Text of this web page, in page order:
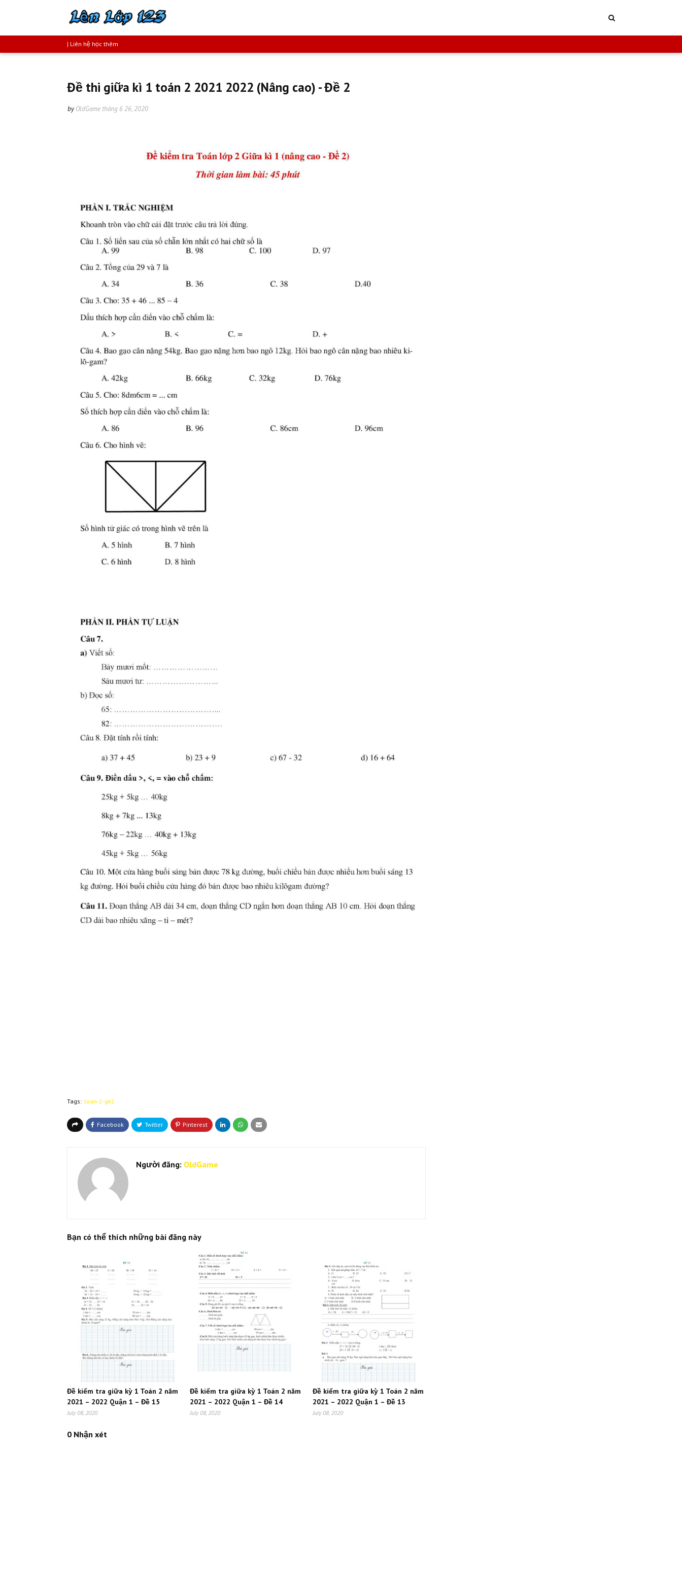
| Liên hệ học thêm
Đề thi giữa kì 1 toán 2 2021 2022 (Nâng cao) - Đề 2
by OldGame tháng 6 26, 2020
Tags: toan-2-gk1
Người đăng: OldGame
Bạn có thể thích những bài đăng này
Đề kiểm tra giữa kỳ 1 Toán 2 năm
2021 – 2022 Quận 1 – Đề 15
July 08, 2020
Đề kiểm tra giữa kỳ 1 Toán 2 năm
2021 – 2022 Quận 1 – Đề 14
July 08, 2020
Đề kiểm tra giữa kỳ 1 Toán 2 năm
2021 – 2022 Quận 1 – Đề 13
July 08, 2020
0 Nhận xét